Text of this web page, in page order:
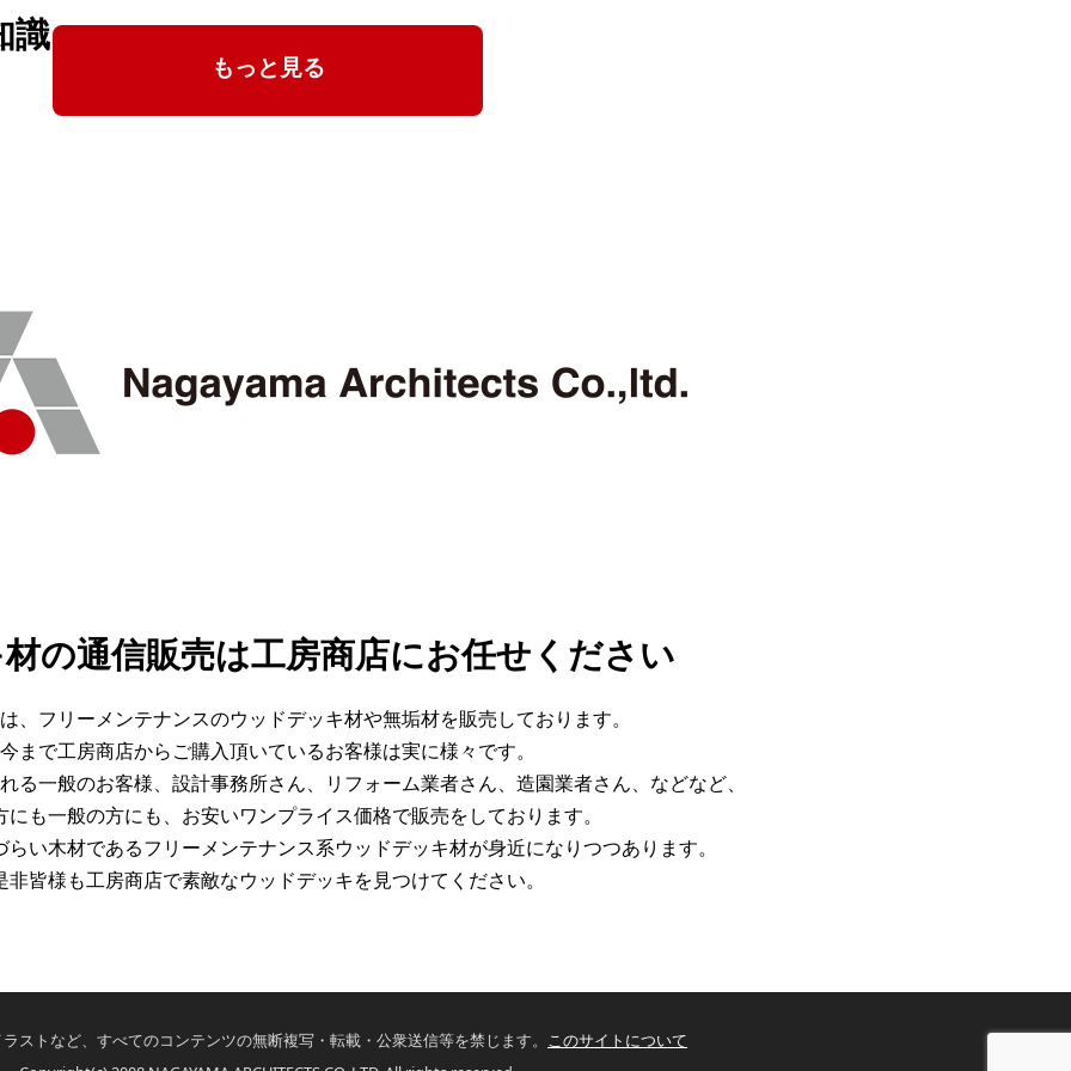
識
もっと見る
の通信販売は工房商店にお任せください
、フリーメンテナンスのウッドデッキ材や無垢材を販売しております。
今まで工房商店からご購入頂いているお客様は実に様々です。
る一般のお客様、設計事務所さん、リフォーム業者さん、造園業者さん、などなど、
にも一般の方にも、お安いワンプライス価格で販売をしております。
い木材であるフリーメンテナンス系ウッドデッキ材が身近になりつつあります。
非皆様も工房商店で素敵なウッドデッキを見つけてください。
ストなど、すべてのコンテンツの無断複写・転載・公衆送信等を禁じます。 このサイトについて